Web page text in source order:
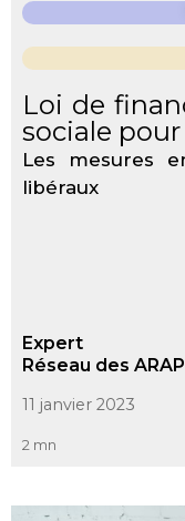
Loi de
sociale
Les mesures
libéraux
Expert
Réseau des
11 janvier 2023
2 mn